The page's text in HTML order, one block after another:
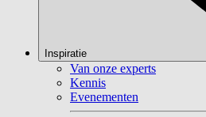
Inspiratie
Van onze experts
Kennis
Evenementen